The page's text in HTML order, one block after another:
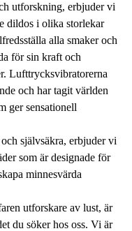
utforskning, erbjuder vi
dildos i olika storlekar
alla smaker och
för sin kraft och
Lufttrycksvibratorerna
och har tagit världen
ger sensationell
självsäkra, erbjuder vi
som är designade för
minnesvärda
utforskare av lust, är
du söker hos oss. Vi är